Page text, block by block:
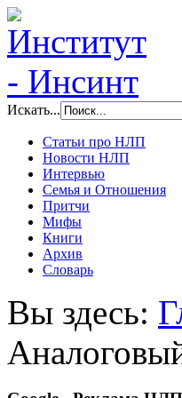
Искать...
Статьи про НЛП
Новости НЛП
Интервью
Семья и Отношения
Притчи
Мифы
Книги
Архив
Словарь
Вы здесь: